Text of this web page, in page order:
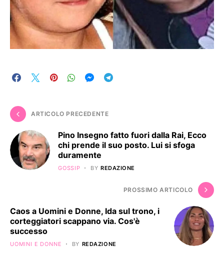
ARTICOLO PRECEDENTE
Pino Insegno fatto fuori dalla Rai, Ecco
chi prende il suo posto. Lui si sfoga
duramente
GOSSIP BY REDAZIONE
PROSSIMO ARTICOLO
Caos a Uomini e Donne, Ida sul trono, i
corteggiatori scappano via. Cos'è
successo
UOMINI E DONNE BY REDAZIONE